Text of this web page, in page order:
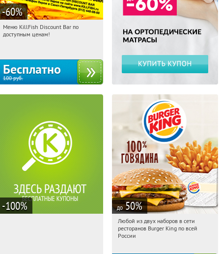
-60%
04:45:23 Получили:
Меню KillFish Discount Bar по
доступным ценам!
Бесплатно
100руб.
-100% до 50%
04:45:23 Купили:
Любой из двух наборов в сети
ресторанов Burger King по всей
России